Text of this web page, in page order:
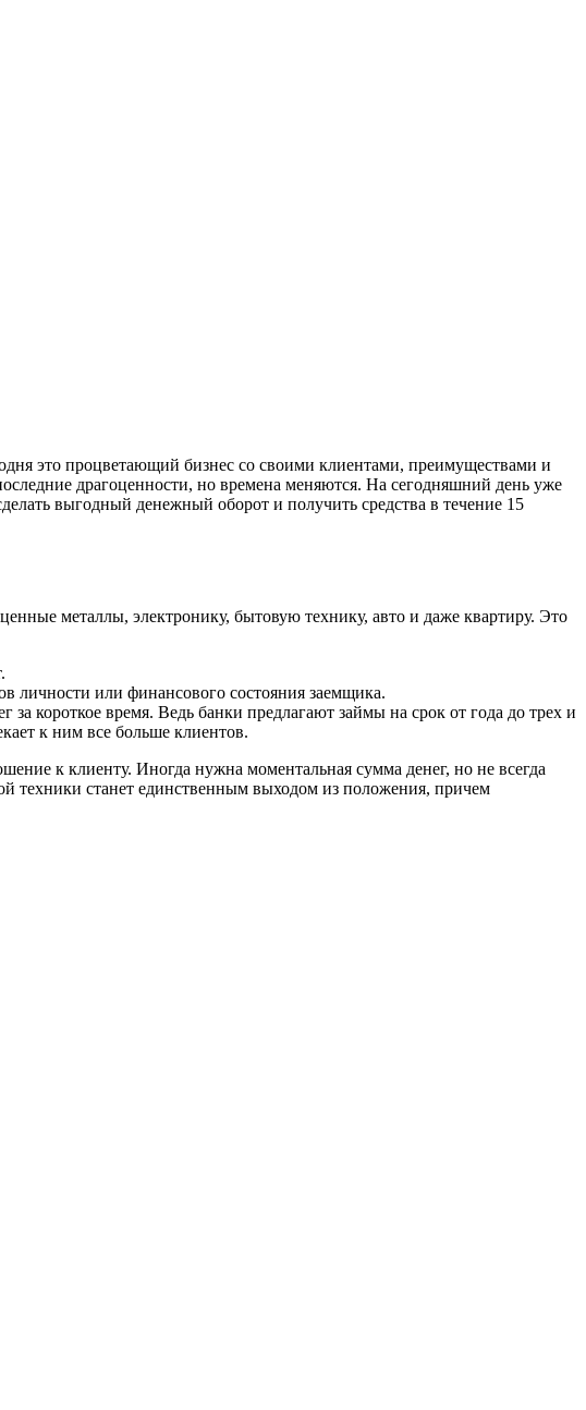
это процветающий бизнес со своими клиентами, преимуществами и
драгоценности, но времена меняются. На сегодняшний день уже
выгодный денежный оборот и получить средства в течение 15
металлы, электронику, бытовую технику, авто и даже квартиру. Это
личности или финансового состояния заемщика.
короткое время. Ведь банки предлагают займы на срок от года до трех и
к ним все больше клиентов.
к клиенту. Иногда нужна моментальная сумма денег, но не всегда
техники станет единственным выходом из положения, причем